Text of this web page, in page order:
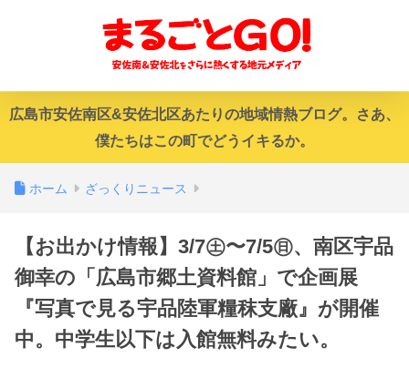
広島市安佐南区&安佐北区あたりの地域情熱ブログ。さあ、
僕たちはこの町でどうイキるか。
ホーム ざっくりニュース
【お出かけ情報】3/7㊏〜7/5㊐、南区宇品
御幸の「広島市郷土資料館」で企画展
『写真で見る宇品陸軍糧秣支廠』が開催
中。中学生以下は入館無料みたい。